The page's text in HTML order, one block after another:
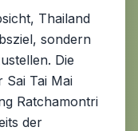
Thailand
sondern
Die
Sai Tai Mai
Ratchamontri
der